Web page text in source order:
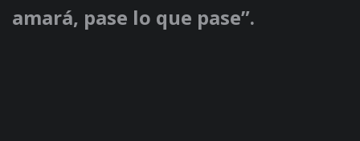
amará, pase lo que pase”.